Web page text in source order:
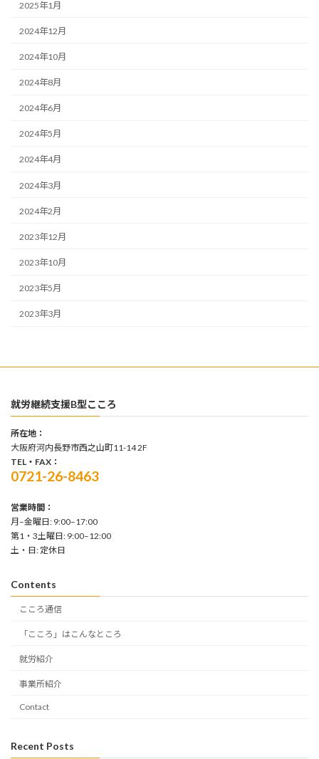
2025年1月
2024年12月
2024年10月
2024年8月
2024年6月
2024年5月
2024年4月
2024年3月
2024年2月
2023年12月
2023年10月
2023年5月
2023年3月
就労継続支援B型こころ
所在地：
大阪府河内長野市西之山町11-14 2F
TEL・FAX：
0721-26-8463
営業時間：
月–金曜日: 9:00–17:00
第1・3土曜日: 9:00–12:00
土・日: 定休日
Contents
こころ通信
「こころ」はこんなところ
就労紹介
事業所紹介
Contact
Recent Posts